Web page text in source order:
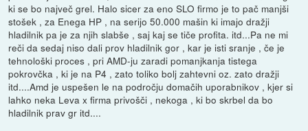
ki se bo največ grel. Halo sicer za eno SLO firmo je to pač manjši
stošek , za Enega HP , na serijo 50.000 mašin ki imajo dražji
hladilnik pa je za njih slabše , saj kaj se tiče profita. itd...Pa ne mi
reči da sedaj niso dali prov hladilnik gor , kar je isti sranje , če je
tehnološki proces , pri AMD-ju zaradi pomanjkanja tistega
pokrovčka , ki je na P4 , zato toliko bolj zahtevni oz. zato dražji
itd....Amd je uspešen le na področju domačih uporabnikov , kjer si
lahko neka Leva x firma privošči , nekoga , ki bo skrbel da bo
hladilnik prav gr itd....